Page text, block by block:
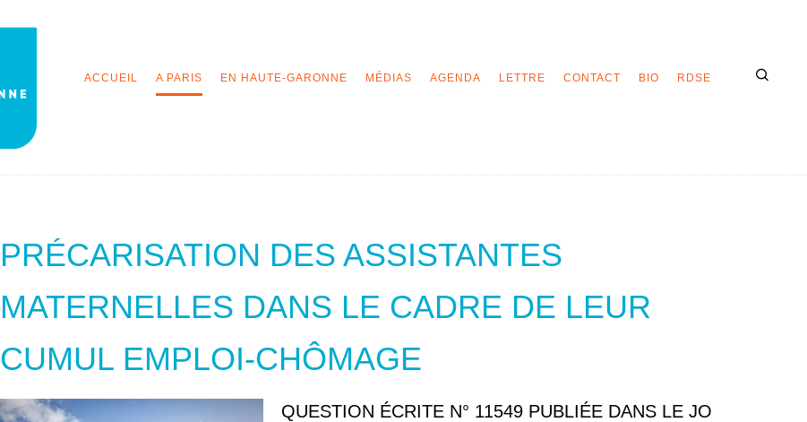
ACCUEIL A PARIS EN HAUTE-GARONNE MÉDIAS AGENDA LETTRE CONTACT BIO RDSE
PRÉCARISATION DES ASSISTANTES
MATERNELLES DANS LE CADRE DE LEUR
CUMUL EMPLOI-CHÔMAGE
QUESTION ÉCRITE N° 11549 PUBLIÉE DANS LE JO